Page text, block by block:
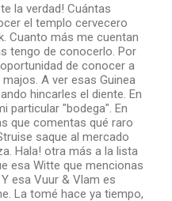
la verdad! Cuántas
el templo cervecero
Cuanto más me cuentan
tengo de conocerlo. Por
de conocer a
A ver esas Guinea
hincarles el diente. En
particular "bodega". En
que comentas qué raro
saque al mercado
Hala! otra más a la lista
esa Witte que mencionas
esa Vuur & Vlam es
La tomé hace ya tiempo,